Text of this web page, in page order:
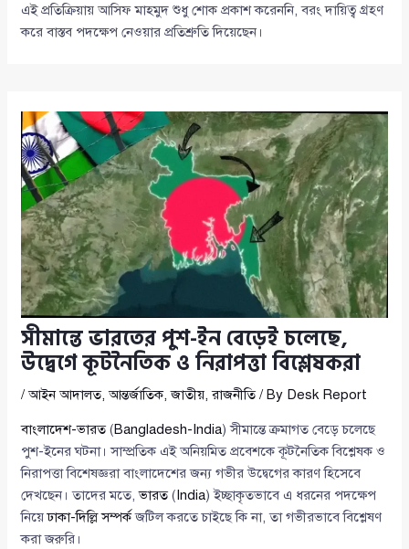
এই প্রতিক্রিয়ায় আসিফ মাহমুদ শুধু শোক প্রকাশ করেননি, বরং দায়িত্ব গ্রহণ
করে বাস্তব পদক্ষেপ নেওয়ার প্রতিশ্রুতি দিয়েছেন।
সীমান্তে ভারতের পুশ-ইন বেড়েই চলেছে,
উদ্বেগে কূটনৈতিক ও নিরাপত্তা বিশ্লেষকরা
/আইন আদালত,আন্তর্জাতিক,জাতীয়,রাজনীতি/ By Desk Report
বাংলাদেশ-ভারত(Bangladesh-India) সীমান্তে ক্রমাগত বেড়ে চলেছে
পুশ-ইনের ঘটনা। সাম্প্রতিক এই অনিয়মিত প্রবেশকে কূটনৈতিক বিশ্লেষক ও
নিরাপত্তা বিশেষজ্ঞরা বাংলাদেশের জন্য গভীর উদ্বেগের কারণ হিসেবে
দেখছেন। তাদের মতে,ভারত( India) ইচ্ছাকৃতভাবে এ ধরনের পদক্ষেপ
নিয়েঢাকা-দিল্লি সম্পর্কজটিল করতে চাইছে কি না, তা গভীরভাবে বিশ্লেষণ
করা জরুরি।